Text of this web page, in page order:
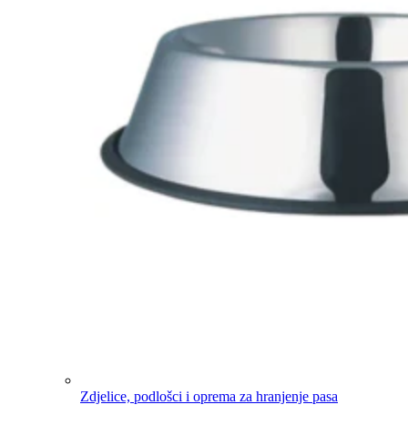
Zdjelice, podlošci i oprema za hranjenje pasa